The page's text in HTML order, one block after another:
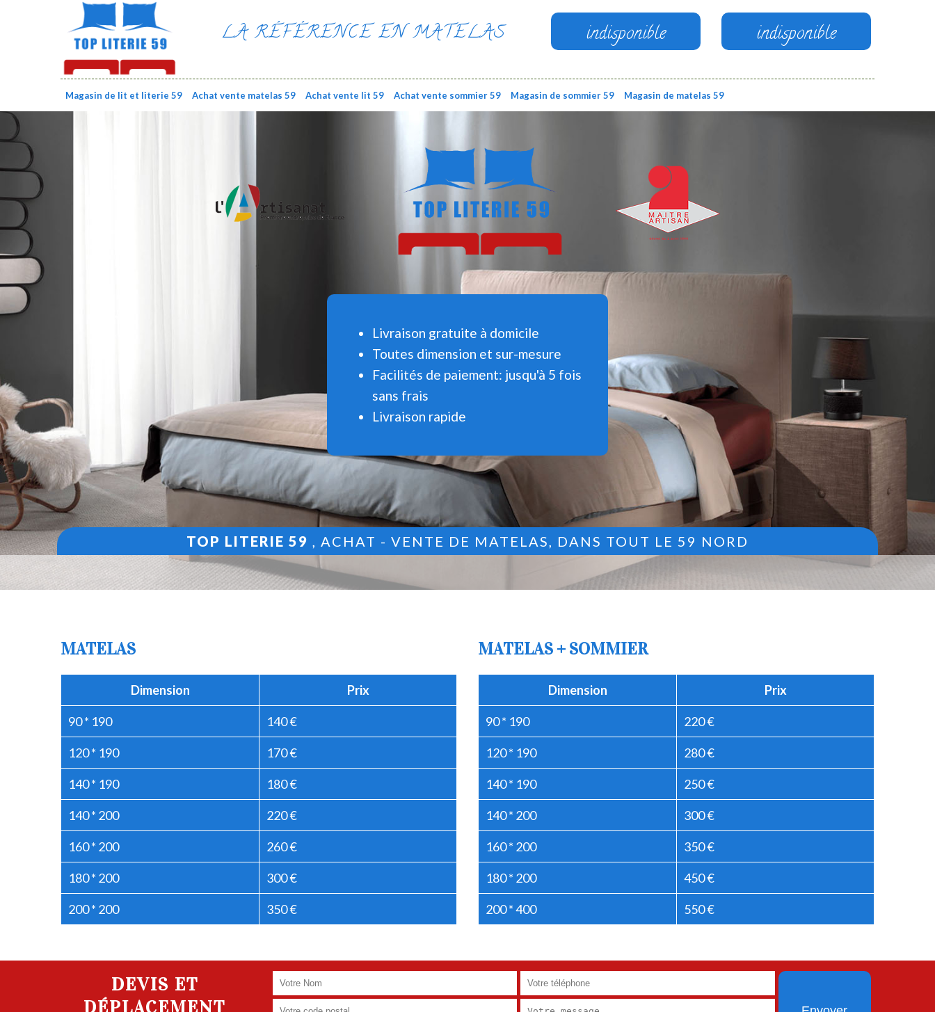
LA RÉFÉRENCE EN MATELAS indisponible indisponible
Magasin de lit et literie 59 Achat vente matelas 59 Achat vente lit 59 Achat vente sommier 59 Magasin de sommier 59 Magasin de matelas 59
Livraison gratuite à domicile
Toutes dimension et sur-mesure
Facilités de paiement: jusqu'à 5 fois
sans frais
Livraison rapide
TOP LITERIE 59 , ACHAT - VENTE DE MATELAS, DANS TOUT LE 59 NORD
MATELAS
Dimension Prix
90 * 190 140 €
120 * 190 170 €
140 * 190 180 €
140 * 200 220 €
160 * 200 260 €
180 * 200 300 €
200 * 200 350 €
MATELAS + SOMMIER
Dimension Prix
90 * 190 220 €
120 * 190 280 €
140 * 190 250 €
140 * 200 300 €
160 * 200 350 €
180 * 200 450 €
200 * 400 550 €
DEVIS ET
DÉPLACEMENT